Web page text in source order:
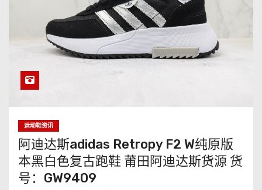
运动鞋资讯
阿迪达斯adidas Retropy F2 W纯原版
本黑白色复古跑鞋 莆田阿迪达斯货源 货
号：GW9409